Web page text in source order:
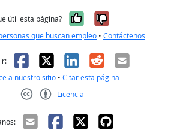
útil esta página? Sí, fue útil
No, no fue
que buscan empleo • Contáctenos
Facebook
X LinkedIn
RedditCorreo
a nuestro sitio• Citar esta página
Licencia